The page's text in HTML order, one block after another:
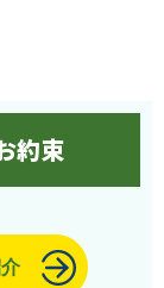
約束